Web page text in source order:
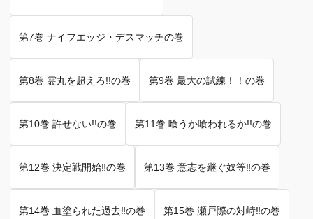
第7巻 ナイフエッジ・デスマッチの巻
第8巻 霊丸を超えろ!!の巻 第9巻 最大の試練！！の巻
第10巻 許せない!!の巻 第11巻 喰うか喰われるか!!の巻
第12巻 決定戦開始‼︎の巻 第13巻 意志を継ぐ奴等‼︎の巻
第14巻 血塗られた過去‼︎の巻 第15巻 瀬戸際の対峙‼︎の巻